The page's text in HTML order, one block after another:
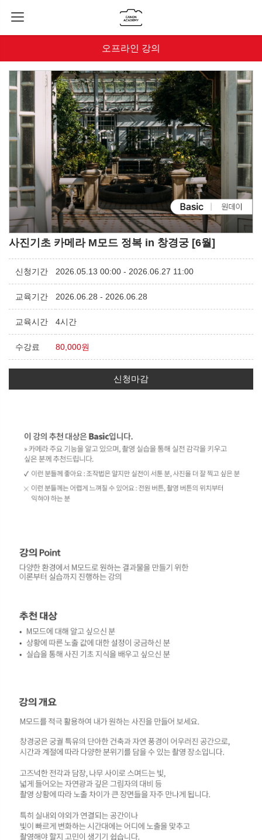
오프라인 강의
사진기초 카메라 M모드 정복 in 창경궁 [6월]
신청기간 2026.05.13 00:00 - 2026.06.27 11:00
교육기간 2026.06.28 - 2026.06.28
교육시간 4시간
수강료 80,000원
신청마감